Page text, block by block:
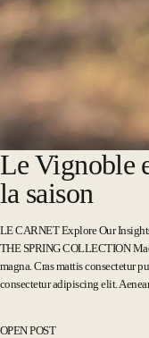
Le Vignoble
la saison
LE CARNET Explore Our
THE SPRING COLLECTION
magna. Cras mattis consectetur
consectetur adipiscing elit.
OPEN POST